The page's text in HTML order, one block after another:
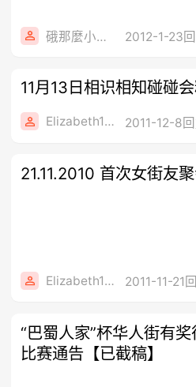
硪那麼小心ヽ還 2012-1-23
11月13日相识相知碰碰
Elizabeth1608 2011-12-8
21.11.2010 首次女街友
Elizabeth1608 2011-11-21
“巴蜀人家”杯华人街有
比赛通告【已截稿】